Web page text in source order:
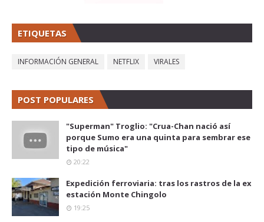
ETIQUETAS
INFORMACIÓN GENERAL NETFLIX VIRALES
POST POPULARES
"Superman" Troglio: "Crua-Chan nació así
porque Sumo era una quinta para sembrar ese
tipo de música"
20:22
Expedición ferroviaria: tras los rastros de la ex
estación Monte Chingolo
19:25